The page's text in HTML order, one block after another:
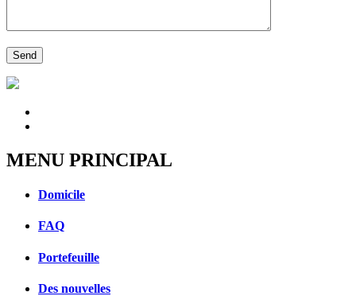
MENU PRINCIPAL
Domicile
FAQ
Portefeuille
Des nouvelles